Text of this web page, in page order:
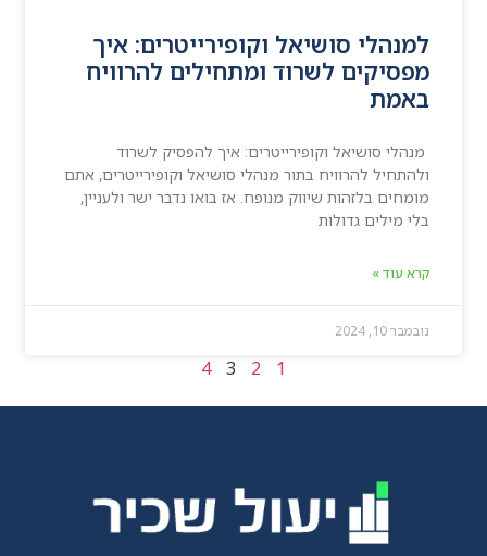
למנהלי סושיאל וקופירייטרים: איך
מפסיקים לשרוד ומתחילים להרוויח
באמת
מנהלי סושיאל וקופירייטרים: איך להפסיק לשרוד
ולהתחיל להרוויח בתור מנהלי סושיאל וקופירייטרים, אתם
מומחים בלזהות שיווק מנופח. אז בואו נדבר ישר ולעניין,
בלי מילים גדולות
קרא עוד »
נובמבר 10, 2024
1
2
3
4